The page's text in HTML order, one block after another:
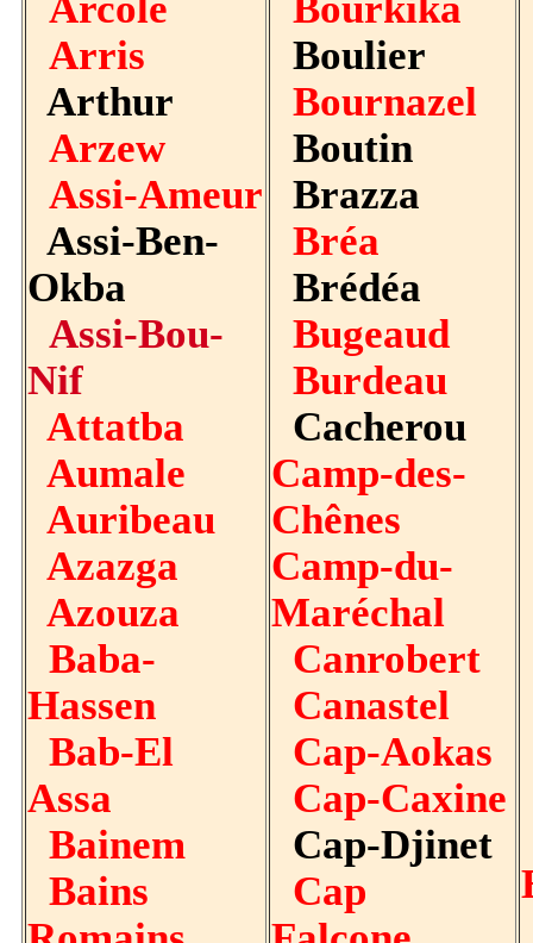
Arris
Arthur
Arzew
Assi-Ameur
Assi-Ben-
Okba
Assi-Bou-
Nif
Attatba
Aumale
Auribeau
Azazga
Azouza
Baba-
Hassen
Bab-El
Assa
Bainem
Bains
Boulier
Bournazel
Boutin
Brazza
Bréa
Brédéa
Bugeaud
Burdeau
Cacherou
Camp-des-
Chênes
Camp-du-
Maréchal
Canrobert
Canastel
Cap-Aokas
Cap-Caxine
Cap-Djinet
Cap